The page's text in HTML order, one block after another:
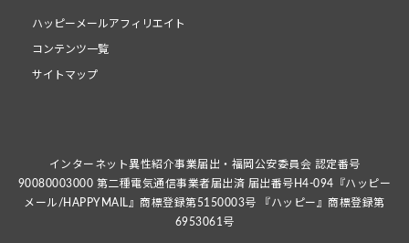
ハッピーメールアフィリエイト
コンテンツ一覧
サイトマップ
インターネット異性紹介事業届出・福岡公安委員会 認定番号
90080003000 第二種電気通信事業者届出済 届出番号H4-094『ハッピー
メール/HAPPYMAIL』商標登録第5150003号 『ハッピー』商標登録第
6953061号